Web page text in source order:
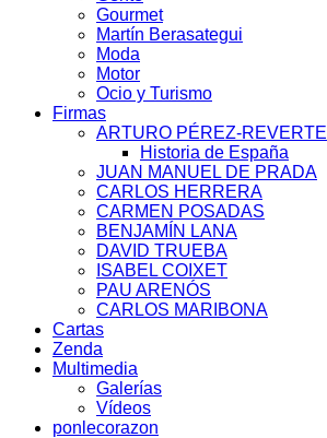
Gourmet
Martín Berasategui
Moda
Motor
Ocio y Turismo
Firmas
ARTURO PÉREZ-REVERTE
Historia de España
JUAN MANUEL DE PRADA
CARLOS HERRERA
CARMEN POSADAS
BENJAMÍN LANA
DAVID TRUEBA
ISABEL COIXET
PAU ARENÓS
CARLOS MARIBONA
Cartas
Zenda
Multimedia
Galerías
Vídeos
ponlecorazon